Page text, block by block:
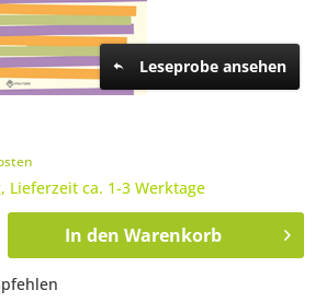
Leseprobe ansehen
Lieferzeit ca. 1-3 Werktage
In den Warenkorb